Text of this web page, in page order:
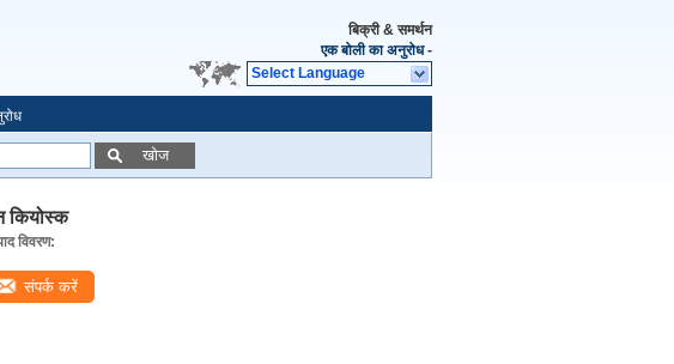
बिक्री & समर्थन
एक बोली का अनुरोध-
Select Language
खोज
कियोस्क
विवरण:
संपर्क करें